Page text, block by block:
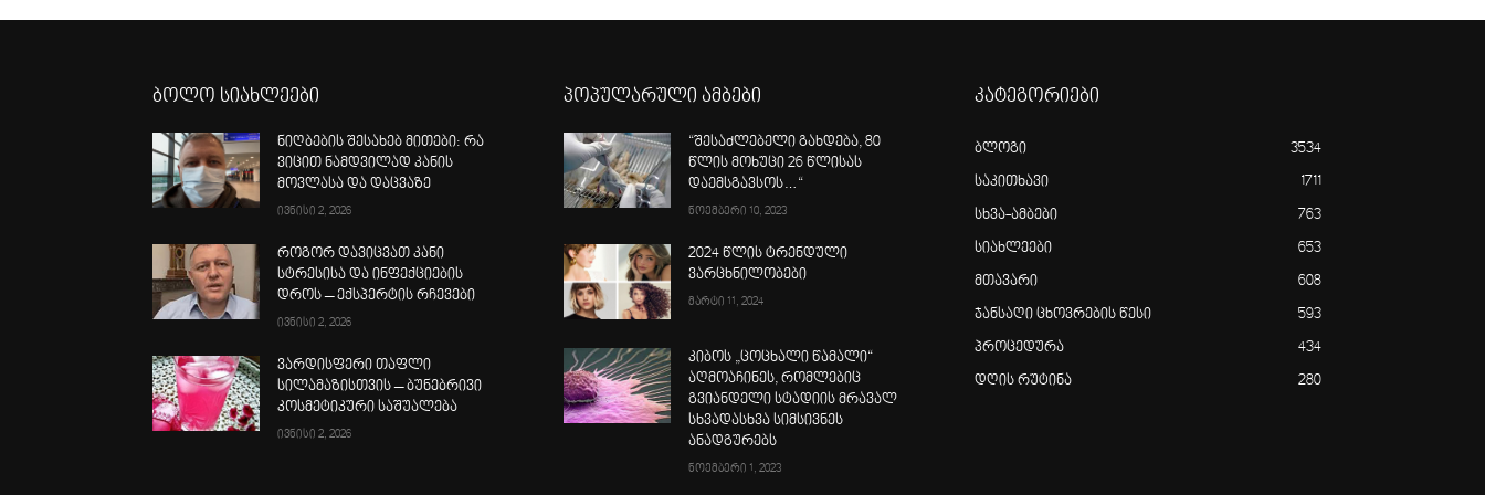
ბოლო სიახლეები
ნიღბების შესახებ მითები: რა
ვიცით ნამდვილად კანის
მოვლასა და დაცვაზე
ივნისი 2, 2026
როგორ დავიცვათ კანი
სტრესისა და ინფექციების
დროს – ექსპერტის რჩევები
ივნისი 2, 2026
ვარდისფერი თაფლი
სილამაზისთვის – ბუნებრივი
კოსმეტიკური საშუალება
ივნისი 2, 2026
პოპულარული ამბები
“შესაძლებელი გახდება, 80
წლის მოხუცი 26 წლისას
დაემსგავსოს…“
ნოემბერი 10, 2023
2024 წლის ტრენდული
ვარცხნილობები
მარტი 11, 2024
კიბოს „ცოცხალი წამალი“
აღმოაჩინეს, რომლებიც
გვიანდელი სტადიის მრავალ
სხვადასხვა სიმსივნეს
ანადგურებს
ნოემბერი 1, 2023
კატეგორიები
ბლოგი 3534
საკითხავი 1711
სხვა-ამბები 763
სიახლეები 653
მთავარი 608
ჯანსაღი ცხოვრების წესი 593
პროცედურა 434
დღის რუტინა 280